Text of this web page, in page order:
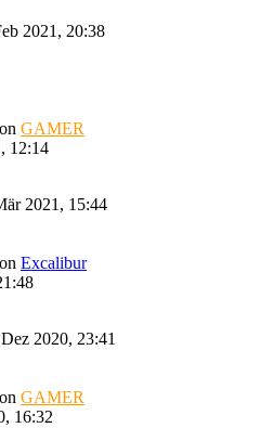
2021, 20:38
GAMER
12:14
2021, 15:44
Excalibur
2020, 23:41
GAMER
16:32